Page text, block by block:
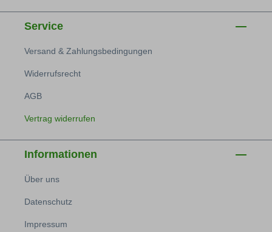
Service
Versand & Zahlungsbedingungen
Widerrufsrecht
AGB
Vertrag widerrufen
Informationen
Über uns
Datenschutz
Impressum